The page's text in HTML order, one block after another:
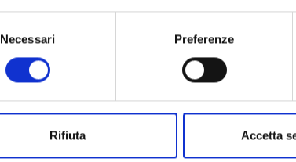
Necessari Preferenze
Rifiuta Accetta
IL CONTENUTO VI È STATO UTILE?